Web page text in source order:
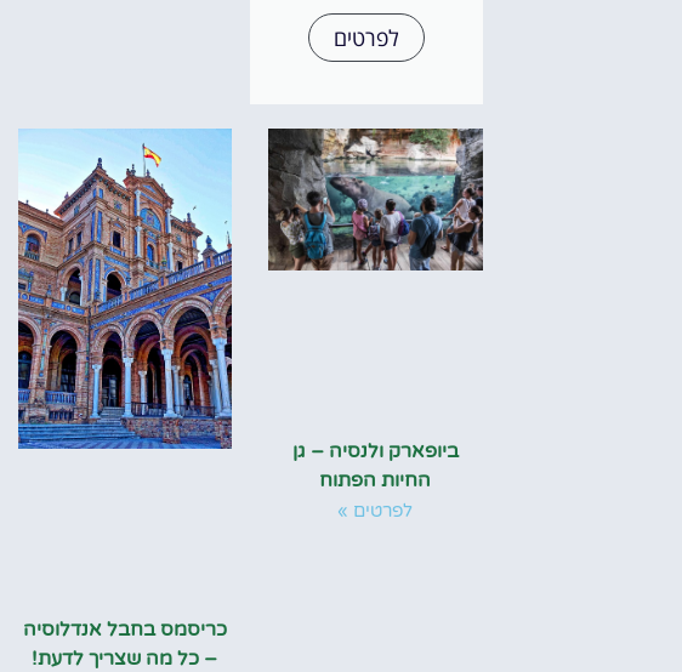
לפרטים
ביופארק ולנסיה – גן
החיות הפתוח
לפרטים »
כריסמס בחבל אנדלוסיה
– כל מה שצריך לדעת!